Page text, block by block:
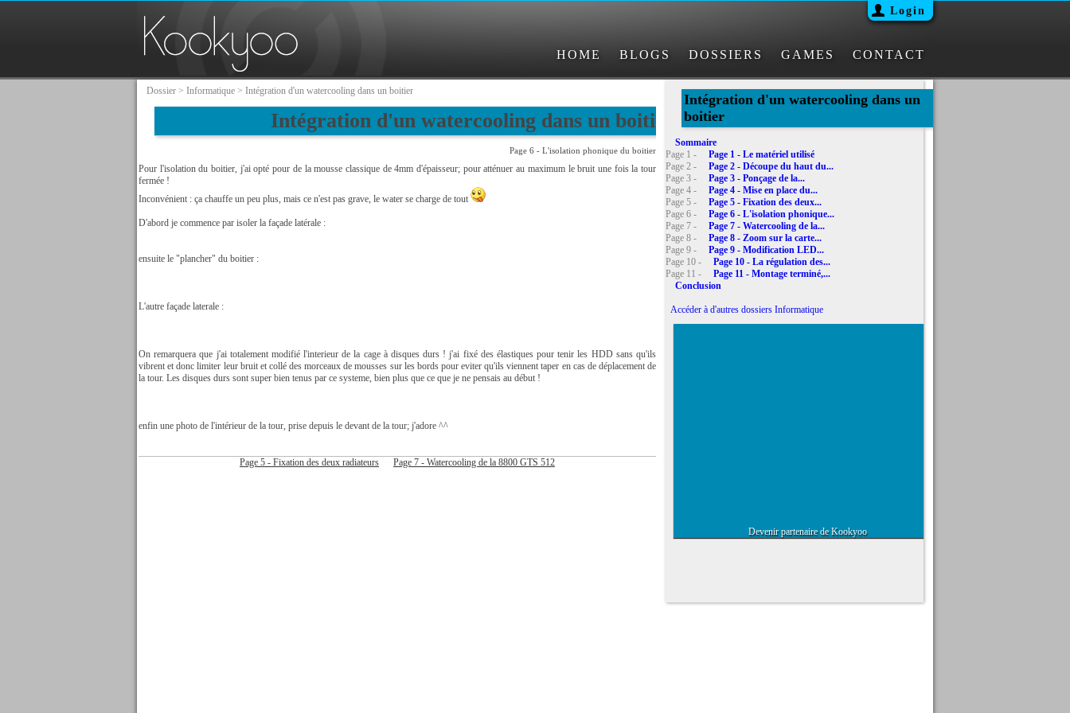
Login
HOME BLOGS DOSSIERS GAMES CONTACT
Dossier > Informatique > Intégration d'un watercooling dans un boitier
Intégration d'un watercooling dans un boitier
Page 6 - L'isolation phonique du boitier
Pour l'isolation du boitier, j'ai opté pour de la mousse classique de 4mm d'épaisseur; pour atténuer au maximum le bruit une fois la tour
fermée !
Inconvénient : ça chauffe un peu plus, mais ce n'est pas grave, le water se charge de tout
D'abord je commence par isoler la façade latérale :
ensuite le "plancher" du boitier :
L'autre façade laterale :
On remarquera que j'ai totalement modifié l'interieur de la cage à disques durs ! j'ai fixé des élastiques pour tenir les HDD sans qu'ils
vibrent et donc limiter leur bruit et collé des morceaux de mousses sur les bords pour eviter qu'ils viennent taper en cas de déplacement de
la tour. Les disques durs sont super bien tenus par ce systeme, bien plus que ce que je ne pensais au début !
enfin une photo de l'intérieur de la tour, prise depuis le devant de la tour; j'adore ^^
Page 5 - Fixation des deux radiateurs Page 7 - Watercooling de la 8800 GTS 512
Intégration d'un watercooling dans un
boitier
Sommaire
Page 1 -
Page 1 - Le matériel utilisé
Page 2 -
Page 2 - Découpe du haut du...
Page 3 -
Page 3 - Ponçage de la...
Page 4 -
Page 4 - Mise en place du...
Page 5 -
Page 5 - Fixation des deux...
Page 6 -
Page 6 - L'isolation phonique...
Page 7 -
Page 7 - Watercooling de la...
Page 8 -
Page 8 - Zoom sur la carte...
Page 9 -
Page 9 - Modification LED...
Page 10 -
Page 10 - La régulation des...
Page 11 -
Page 11 - Montage terminé,...
Conclusion
Accéder à d'autres dossiers Informatique
Devenir partenaire de Kookyoo